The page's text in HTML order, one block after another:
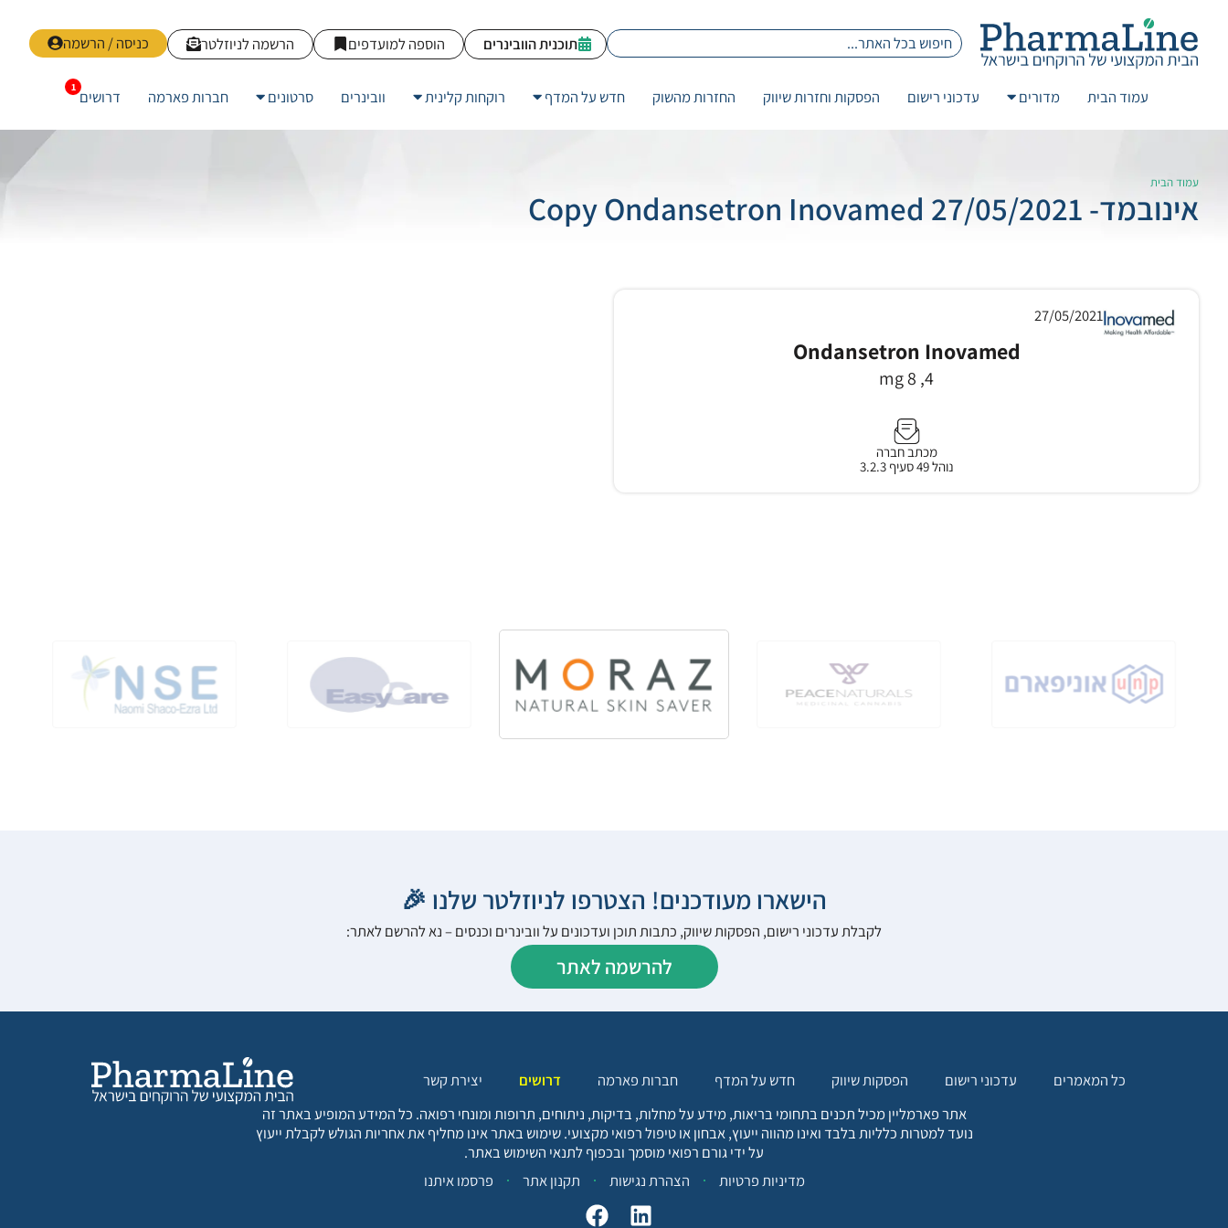
כניסה / הרשמה הרשמה לניוזלטר הוספה למועדפים תוכנית הוובינרים
עמוד הבית מדורים עדכוני רישום הפסקות וחזרות שיווק החזרות מהשוק חדש על המדף רוקחות קלינית וובינרים סרטונים חברות פארמה דרושים
עמוד הבית
אינובמד- 27/05/2021 Copy Ondansetron Inovamed
27/05/2021
Ondansetron Inovamed
4, 8 mg
מכתב חברה
נוהל 49 סעיף 3.2.3
הישארו מעודכנים! הצטרפו לניוזלטר שלנו 🎉
לקבלת עדכוני רישום, הפסקות שיווק, כתבות תוכן ועדכונים על וובינרים וכנסים – נא להרשם לאתר:
להרשמה לאתר
כל המאמרים עדכוני רישום הפסקות שיווק חדש על המדף חברות פארמה דרושים
יצירת קשר
אתר פארמליין מכיל תכנים בתחומי בריאות, מידע על מחלות, בדיקות, ניתוחים, תרופות ומונחי רפואה. כל המידע המופיע באתר זה
נועד למטרות כלליות בלבד ואינו מהווה ייעוץ, אבחון או טיפול רפואי מקצועי. שימוש באתר אינו מחליף את אחריות הגולש לקבלת ייעוץ
על ידי גורם רפואי מוסמך ובכפוף לתנאי השימוש באתר.
מדיניות פרטיות
הצהרת נגישות תקנון אתר פרסמו איתנו